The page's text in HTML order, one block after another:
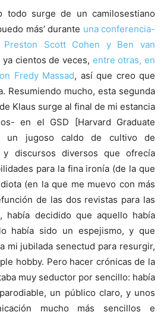
todo surge de un camilosestiano
más’ durante una conferencia-
Preston Scott Cohen y Ben van
ya cientos de veces, entre otras, en
Fredy Massad, así que creo que
Resumiendo mucho, esta segunda
Klaus surge al final de mi estancia
en el GSD [Harvard Graduate
un jugoso caldo de cultivo de
y discursos diversos que ofrecía
para la fina ironía (de la que
(en la que me muevo con más
de las dos revistas para las
había decidido que aquello había
había sido un espejismo, y que
mi jubilada senectud para resurgir,
hobby. Pero hacer crónicas de la
muy seductor por sencillo: había
un público claro, y unos
mucho más sencillos e